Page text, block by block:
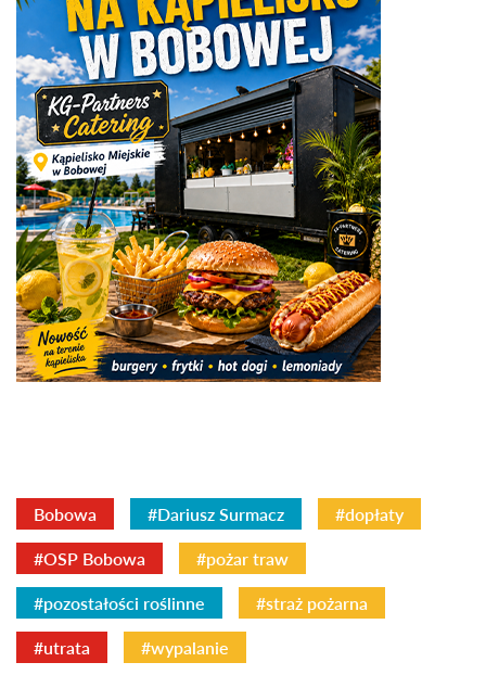
Bobowa #Dariusz Surmacz #dopłaty
#OSP Bobowa #pożar traw
#pozostałości roślinne #straż pożarna
#utrata #wypalanie